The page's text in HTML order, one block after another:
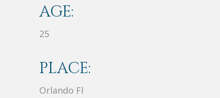
AGE:
25
PLACE:
Orlando Fl